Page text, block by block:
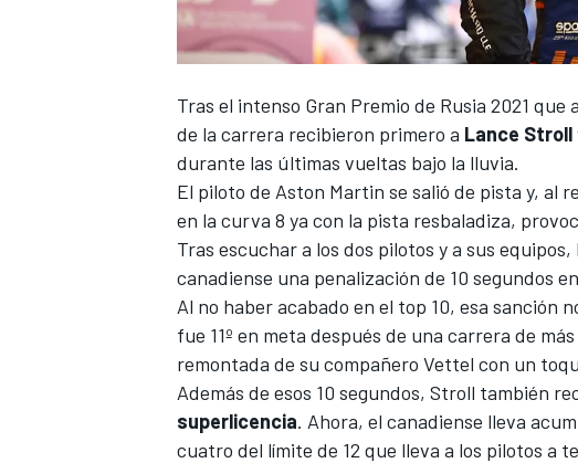
Tras el intenso Gran Premio de Rusia 2021
de la carrera recibieron primero a Lance Stroll
durante las últimas vueltas bajo la lluvia.
El piloto de Aston Martin se salió de pista y, al
en la curva 8 ya con la pista resbaladiza,
Tras escuchar a los dos pilotos y a sus
canadiense una penalización de 10 segundos
Al no haber acabado en el top 10, esa sanción
fue 11º en meta después de una carrera de
remontada de su compañero Vettel con un
Además de esos 10 segundos, Stroll también
superlicencia. Ahora, el canadiense lleva
cuatro del límite de 12 que lleva a los pilotos a